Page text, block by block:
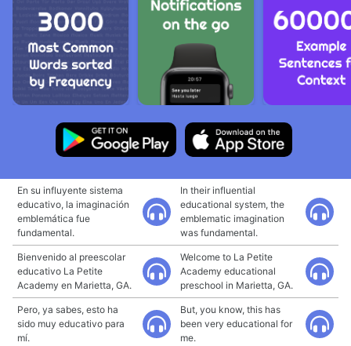
En su influyente sistema
educativo, la imaginación
emblemática fue
fundamental.
In their influential
educational system, the
emblematic imagination
was fundamental.
Bienvenido al preescolar
educativo La Petite
Academy en Marietta, GA.
Welcome to La Petite
Academy educational
preschool in Marietta, GA.
Pero, ya sabes, esto ha
sido muy educativo para
mí.
But, you know, this has
been very educational for
me.